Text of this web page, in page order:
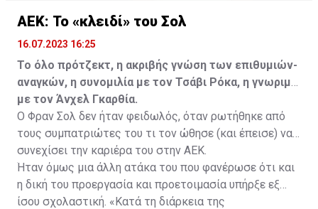
ΑΕΚ: Το «κλειδί» του Σολ
16.07.2023 16:25
Το όλο πρότζεκτ, η ακριβής γνώση των επιθυμιών-
αναγκών, η συνομιλία με τον Τσάβι Ρόκα, η γνωριμία
με τον Άνχελ Γκαρθία.
Ο Φραν Σολ δεν ήταν φειδωλός, όταν ρωτήθηκε από
τους συμπατριώτες του τι τον ώθησε (και έπεισε) να
συνεχίσει την καριέρα του στην ΑΕΚ.
Ήταν όμως μια άλλη ατάκα του που φανέρωσε ότι και
η δική του προεργασία και προετοιμασία υπήρξε εξ
ίσου σχολαστική. «Κατά τη διάρκεια της